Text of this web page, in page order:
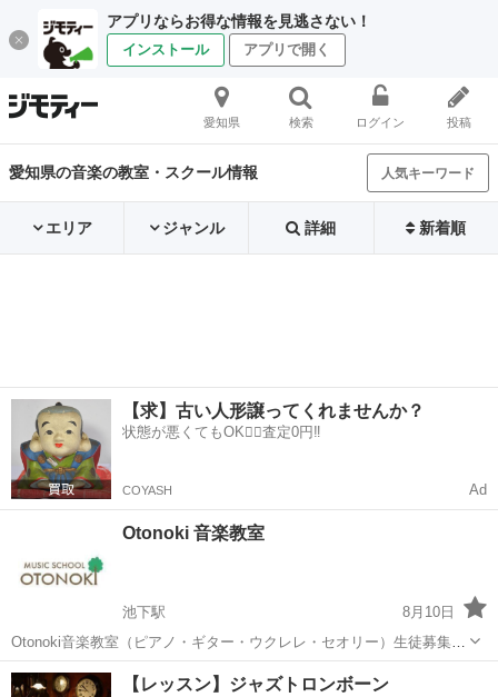
アプリならお得な情報を見逃さない！
インストール アプリで開く
愛知県 検索 ログイン 投稿
愛知県の音楽の教室・スクール情報 人気キーワード
エリア ジャンル 詳細 新着順
【求】古い人形譲ってくれませんか？
状態が悪くてもOK🙆‍♀️査定0円‼️
COYASH Ad
Otonoki 音楽教室
池下駅
8月10日
Otonoki音楽教室（ピアノ・ギター・ウクレレ・セオリー）生徒募集
中！ 初回レッスンは通常価格の半額にてレッスンを受付しておりま
す。 はじめまして♪イギリス、ロンドンで音楽教室を開校、10数年間
愛知 名古屋市 音楽教室
【レッスン】ジャズトロンボーン